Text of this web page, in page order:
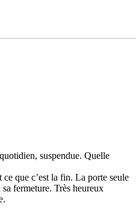
sus­­pen­­due. Quelle
que c’est la fin. La porte seule
fer­­me­­ture. Très heu­­reux